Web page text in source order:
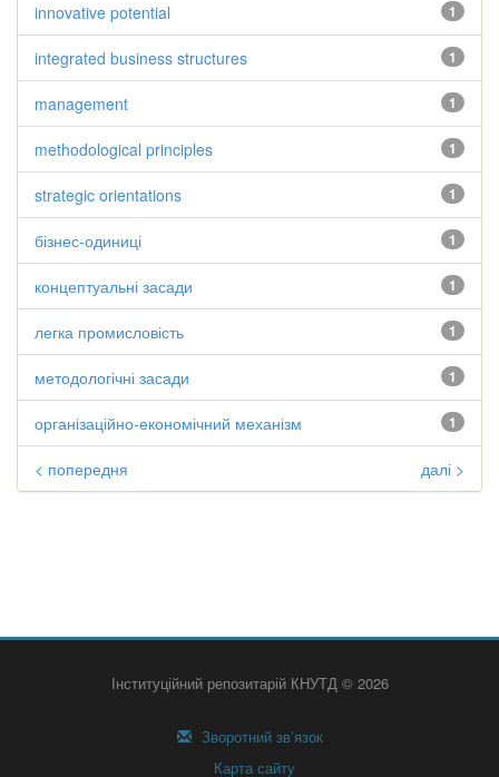
1
innovative potential
1
integrated business structures
1
management
1
methodological principles
1
strategic orientations
1
бізнес-одиниці
1
концептуальні засади
1
легка промисловість
1
методологічні засади
1
організаційно-економічний механізм
< попередня далі >
Інституційний репозитарій КНУТД © 2026
Зворотний зв’язок
Карта сайту